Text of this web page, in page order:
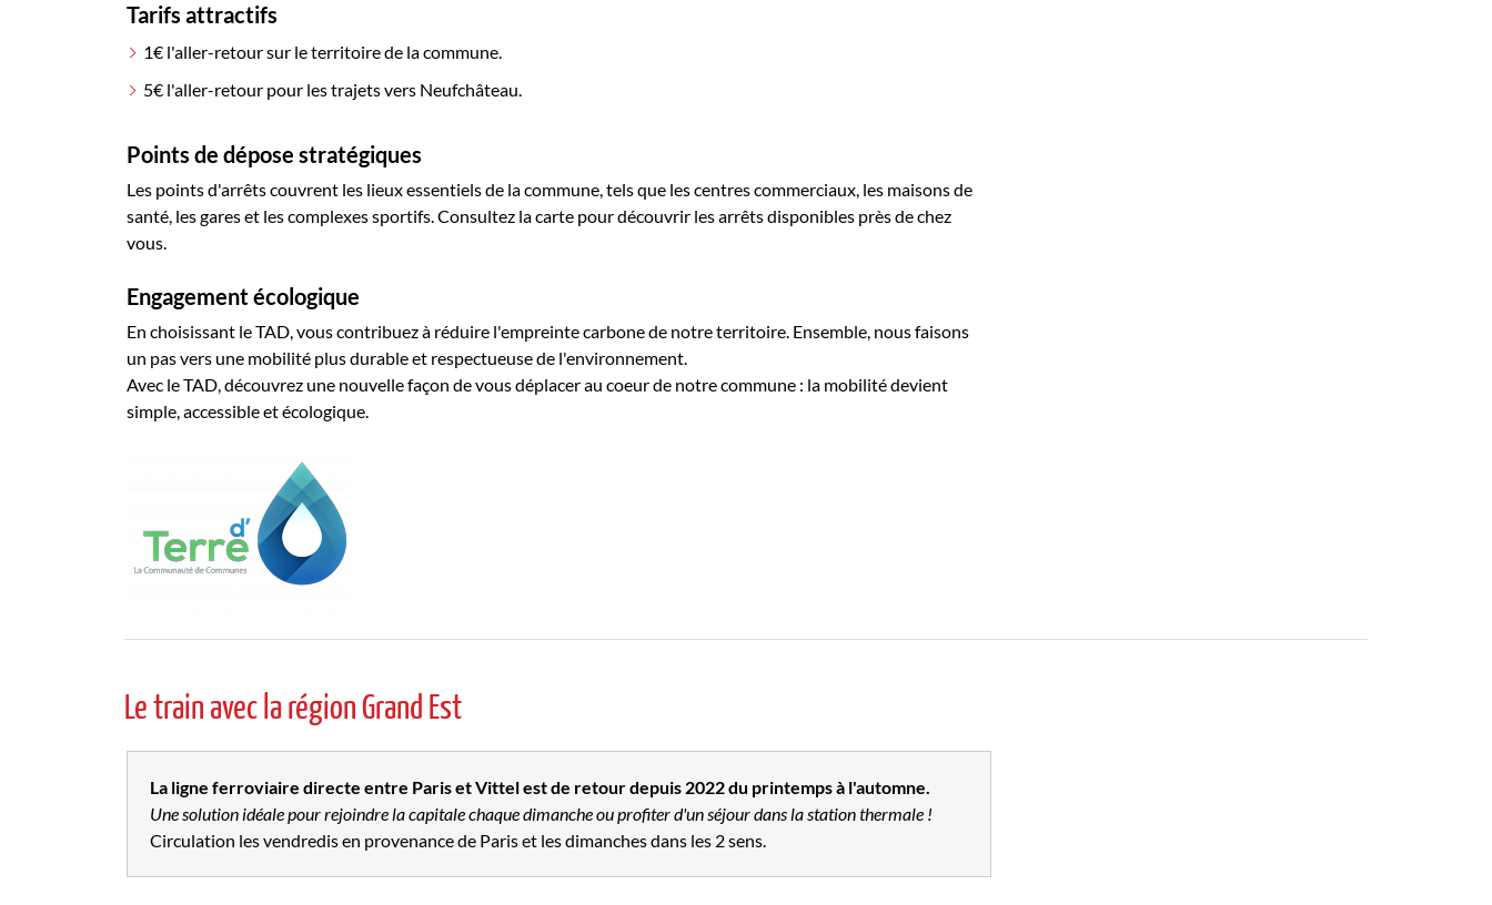
Tarifs attractifs
1€ l'aller-retour sur le territoire de la commune.
5€ l'aller-retour pour les trajets vers Neufchâteau.
Points de dépose stratégiques
Les points d'arrêts couvrent les lieux essentiels de la commune, tels que les centres commerciaux, les maisons de
santé, les gares et les complexes sportifs. Consultez la carte pour découvrir les arrêts disponibles près de chez
vous.
Engagement écologique
En choisissant le TAD, vous contribuez à réduire l'empreinte carbone de notre territoire. Ensemble, nous faisons
un pas vers une mobilité plus durable et respectueuse de l'environnement.
Avec le TAD, découvrez une nouvelle façon de vous déplacer au coeur de notre commune : la mobilité devient
simple, accessible et écologique.
Le train avec la région Grand Est
La ligne ferroviaire directe entre Paris et Vittel est de retour depuis 2022 du printemps à l'automne.
Une solution idéale pour rejoindre la capitale chaque dimanche ou profiter d'un séjour dans la station thermale !
Circulation les vendredis en provenance de Paris et les dimanches dans les 2 sens.